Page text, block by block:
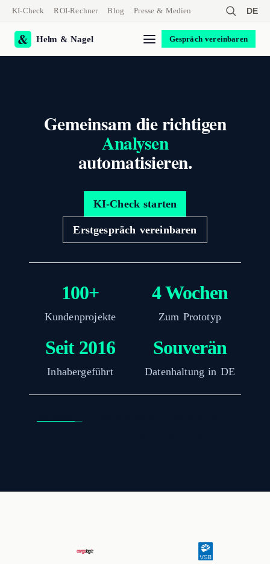
KI-Check ROI-Rechner Blog Presse & Medien DE
Helm & Nagel Gespräch vereinbaren
Gemeinsam die richtigen
Analysen
automatisieren.
KI-Check starten
Erstgespräch vereinbaren
100+
Kundenprojekte
4 Wochen
Zum Prototyp
Seit 2016
Inhabergeführt
Souverän
Datenhaltung in DE